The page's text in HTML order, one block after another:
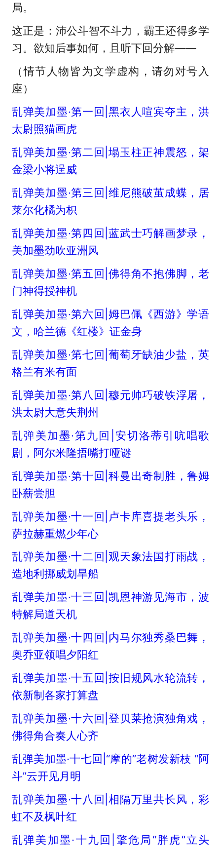
局。
这正是：沛公斗智不斗力，霸王还得多学
习。欲知后事如何，且听下回分解——
（情节人物皆为文学虚构，请勿对号入
座）
乱弹美加墨·第一回|黑衣人喧宾夺主，洪
太尉照猫画虎
乱弹美加墨·第二回|塌玉柱正神震怒，架
金梁小将逞威
乱弹美加墨·第三回|维尼熊破茧成蝶，居
莱尔化橘为枳
乱弹美加墨·第四回|蓝武士巧解画梦录，
美加墨劲吹亚洲风
乱弹美加墨·第五回|佛得角不抱佛脚，老
门神得授神机
乱弹美加墨·第六回|姆巴佩《西游》学语
文，哈兰德《红楼》证金身
乱弹美加墨·第七回|葡萄牙缺油少盐，英
格兰有米有面
乱弹美加墨·第八回|穆元帅巧破铁浮屠，
洪太尉大意失荆州
乱弹美加墨·第九回|安切洛蒂引吭唱歌
剧，阿尔米隆捂嘴打哑谜
乱弹美加墨·第十回|科曼出奇制胜，鲁姆
卧薪尝胆
乱弹美加墨·十一回|卢卡库喜提老头乐，
萨拉赫重燃少年心
乱弹美加墨·十二回|观天象法国打雨战，
造地利挪威划旱船
乱弹美加墨·十三回|凯恩神游见海市，波
特解局道天机
乱弹美加墨·十四回|内马尔独秀桑巴舞，
奥乔亚领唱夕阳红
乱弹美加墨·十五回|按旧规风水轮流转，
依新制各家打算盘
乱弹美加墨·十六回|登贝莱抢演独角戏，
佛得角合奏人心齐
乱弹美加墨·十七回|“摩的”老树发新枝 “阿
斗”云开见月明
乱弹美加墨·十八回|相隔万里共长风，彩
虹不及枫叶红
乱弹美加墨·十九回|擎危局“胖虎”立头